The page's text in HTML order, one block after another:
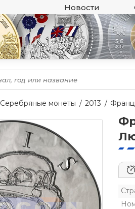
Новости
Серебряные монеты 2013